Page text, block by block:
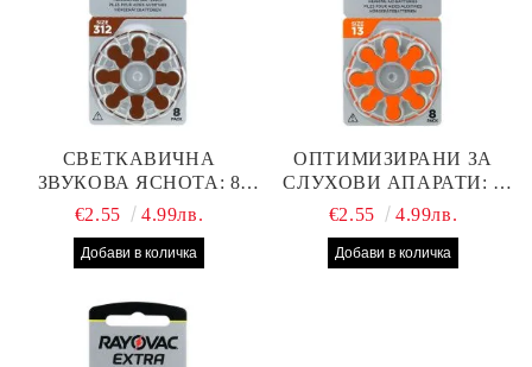
СВЕТКАВИЧНА
ЗВУКОВА ЯСНОТА: 8
БРОЯ RAYOVAC EXTRA
СЛУХОВ АПАРАТ С
€2.55 4.99лв.
ОПТИМИЗИРАНИ ЗА
СЛУХОВИ АПАРАТИ: 8
БРОЯ RAYOVAC EXTRA
ПРОИЗВОДИТЕЛНОСТ
€2.55 4.99лв.